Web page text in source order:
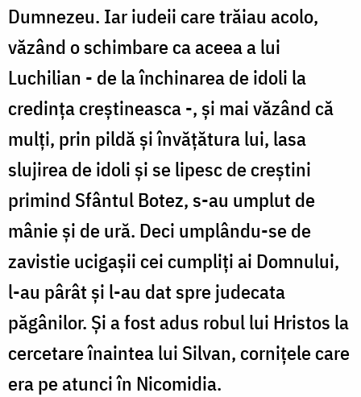
Dumnezeu. Iar iudeii care trăiau acolo,
văzând o schimbare ca aceea a lui
Luchilian - de la închinarea de idoli la
credința creștineasca -, și mai văzând că
mulți, prin pildă și învățătura lui, lasa
slujirea de idoli și se lipesc de creștini
primind Sfântul Botez, s-au umplut de
mânie și de ură. Deci umplându-se de
zavistie ucigașii cei cumpliți ai Domnului,
l-au pârât și l-au dat spre judecata
păgânilor. Și a fost adus robul lui Hristos la
cercetare înaintea lui Silvan, cornițele care
era pe atunci în Nicomidia.